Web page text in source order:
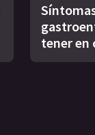
tener en